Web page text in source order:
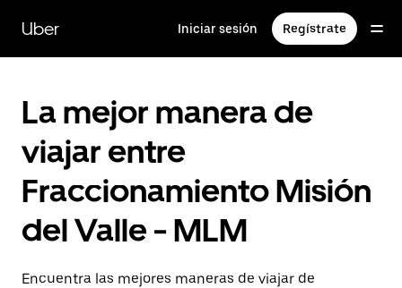
contenido
principal
Uber Iniciar sesión Regístrate
La mejor manera de
viajar entre
Fraccionamiento Misión
del Valle - MLM
Encuentra las mejores maneras de viajar de